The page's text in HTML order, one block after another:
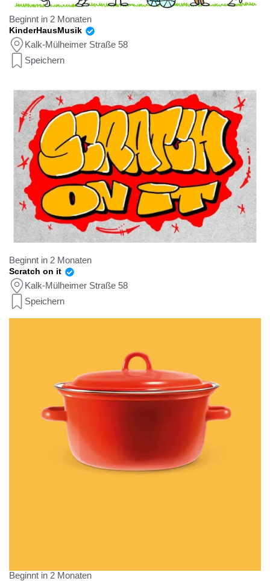
Beginnt in 2 Monaten
KinderHausMusik
Kalk-Mülheimer Straße 58
Speichern
Beginnt in 2 Monaten
Scratch on it
Kalk-Mülheimer Straße 58
Speichern
Beginnt in 2 Monaten